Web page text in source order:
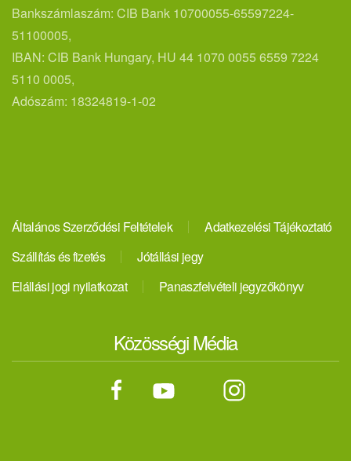
Bankszámlaszám: CIB Bank 10700055-65597224-
51100005,
IBAN: CIB Bank Hungary, HU 44 1070 0055 6559 7224
5110 0005,
Adószám: 18324819-1-02
Általános Szerződési Feltételek
Adatkezelési Tájékoztató
Szállítás és fizetés
Jótállási jegy
Elállási jogi nyilatkozat
Panaszfelvételi jegyzőkönyv
Közösségi Média